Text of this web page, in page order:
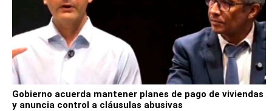
Gobierno acuerda mantener planes de pago de viviendas
y anuncia control a cláusulas abusivas